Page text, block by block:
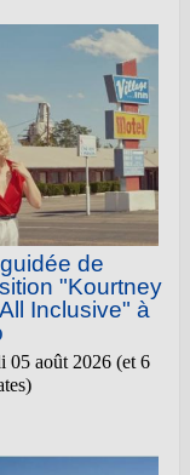
de
"Kourtney
Inclusive" à
05 août 2026 (et 6